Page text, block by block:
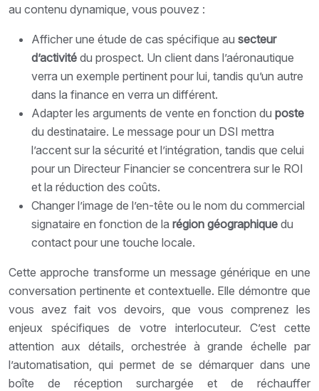
au contenu dynamique, vous pouvez :
Afficher une étude de cas spécifique au secteur
d’activité du prospect. Un client dans l’aéronautique
verra un exemple pertinent pour lui, tandis qu’un autre
dans la finance en verra un différent.
Adapter les arguments de vente en fonction du poste
du destinataire. Le message pour un DSI mettra
l’accent sur la sécurité et l’intégration, tandis que celui
pour un Directeur Financier se concentrera sur le ROI
et la réduction des coûts.
Changer l’image de l’en-tête ou le nom du commercial
signataire en fonction de la région géographique du
contact pour une touche locale.
Cette approche transforme un message générique en une
conversation pertinente et contextuelle. Elle démontre que
vous avez fait vos devoirs, que vous comprenez les
enjeux spécifiques de votre interlocuteur. C’est cette
attention aux détails, orchestrée à grande échelle par
l’automatisation, qui permet de se démarquer dans une
boîte de réception surchargée et de réchauffer